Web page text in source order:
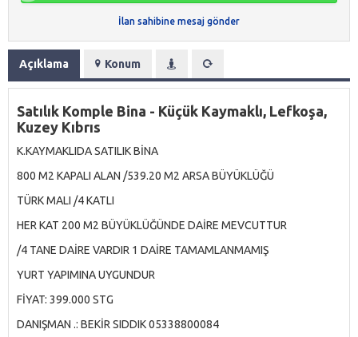
İlan sahibine mesaj gönder
Açıklama Konum
Satılık Komple Bina - Küçük Kaymaklı, Lefkoşa,
Kuzey Kıbrıs
K.KAYMAKLIDA SATILIK BİNA
800 M2 KAPALI ALAN /539.20 M2 ARSA BÜYÜKLÜĞÜ
TÜRK MALI /4 KATLI
HER KAT 200 M2 BÜYÜKLÜĞÜNDE DAİRE MEVCUTTUR
/4 TANE DAİRE VARDIR 1 DAİRE TAMAMLANMAMIŞ
YURT YAPIMINA UYGUNDUR
FİYAT: 399.000 STG
DANIŞMAN .: BEKİR SIDDIK 05338800084